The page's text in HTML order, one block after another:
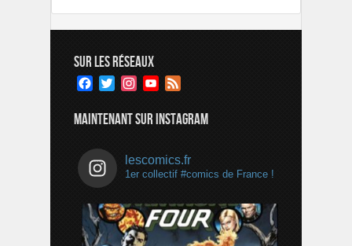
SUR LES RÉSEAUX
Facebook
TwitterInstagramYouTube
MAINTENANT SUR INSTAGRAM
lescomics.fr
1er collectif #comics de France !